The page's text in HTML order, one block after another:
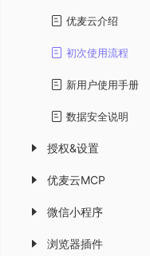
优麦云介绍
初次使用流程
新用户使用手册
数据安全说明
授权&设置
优麦云MCP
微信小程序
浏览器插件